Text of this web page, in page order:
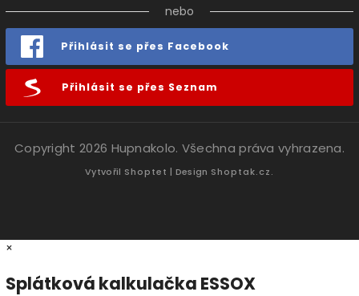
nebo
Přihlásit se přes Facebook
Přihlásit se přes Seznam
Copyright 2026 Hupnakolo. Všechna práva vyhrazena.
Vytvořil Shoptet | Design Shoptak.cz.
×
Splátková kalkulačka ESSOX